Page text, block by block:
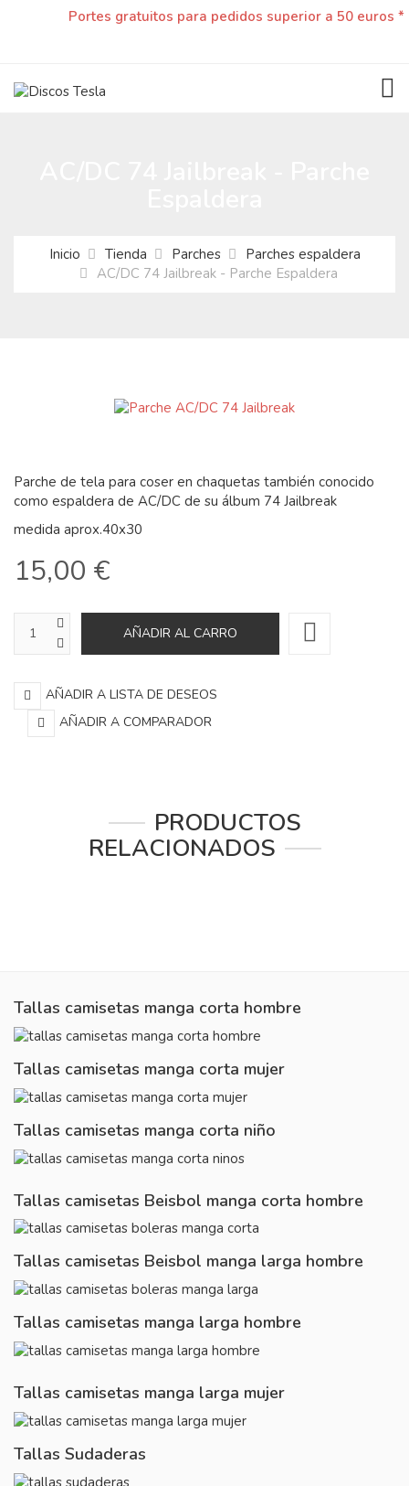
Portes gratuitos para pedidos superior a 50 euros *
Inicio Tienda Parches
Parches espaldera
AC/DC 74 Jailbreak - Parche Espaldera
Parche de tela para coser en chaquetas también conocido
como espaldera de AC/DC de su álbum 74 Jailbreak
medida aprox.40x30
15,00 €
AÑADIR A LISTA DE DESEOS
AÑADIR A COMPARADOR
PRODUCTOS
RELACIONADOS
Tallas camisetas manga corta hombre
Tallas camisetas manga corta mujer
Tallas camisetas manga corta niño
Tallas camisetas Beisbol manga corta hombre
Tallas camisetas Beisbol manga larga hombre
Tallas camisetas manga larga hombre
Tallas camisetas manga larga mujer
Tallas Sudaderas